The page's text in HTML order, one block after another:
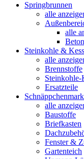
Springbrunnen
alle
alle
Steinkohle &
alle
Brennstoffe
Steinkohle-
Ersatzteile
alle
Baustoffe
Briefkasten
Fenster &
Gartenteich